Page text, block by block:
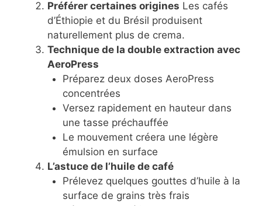
Préférer certaines origines Les cafés
d’Éthiopie et du Brésil produisent
naturellement plus de crema.
Technique de la double extraction avec
AeroPress
Préparez deux doses AeroPress
concentrées
Versez rapidement en hauteur dans
une tasse préchauffée
Le mouvement créera une légère
émulsion en surface
L’astuce de l’huile de café
Prélevez quelques gouttes d’huile à la
surface de grains très frais